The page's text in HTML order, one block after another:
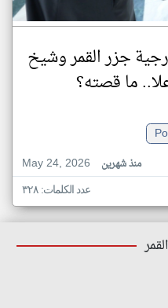
جزر القمر وشيخ
ما قصته؟
May 24, 2026
منذ شهرين
عدد الكلمات: ٣٢٨